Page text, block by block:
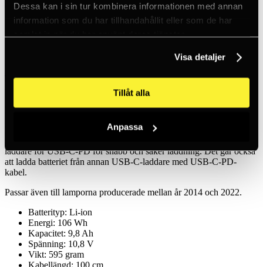
Dessa kan i sin tur kombinera informationen med annan
information som du har tillhandahållit eller som de har
samlat in när du har använt deras tjänster.
Visa detaljer
Tillåt alla
Anpassa
Batteri till Cobra G4, Mamba G4 samt Snok (ej LX Connector).
Batteriet är försedd med batteriindikator med LED-indikering i fem
laddare för USB-C-PD för snabb och säker laddning. Det går också
att ladda batteriet från annan USB-C-laddare med USB-C-PD-
kabel.
Passar även till lamporna producerade mellan år 2014 och 2022.
Batterityp: Li-ion
Energi: 106 Wh
Kapacitet: 9,8 Ah
Spänning: 10,8 V
Vikt: 595 gram
Kabellängd: 100 cm